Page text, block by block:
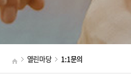
열린마당 1:1문의